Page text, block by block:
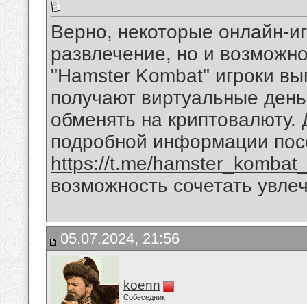
Верно, некоторые онлайн-
развлечение, но и
"Hamster Kombat" игроки
получают виртуальные
обменять на криптовалюту.
подробной информации
https://t.me/
возможность сочетать
05.07.2024, 21:56
koenn
Собеседник